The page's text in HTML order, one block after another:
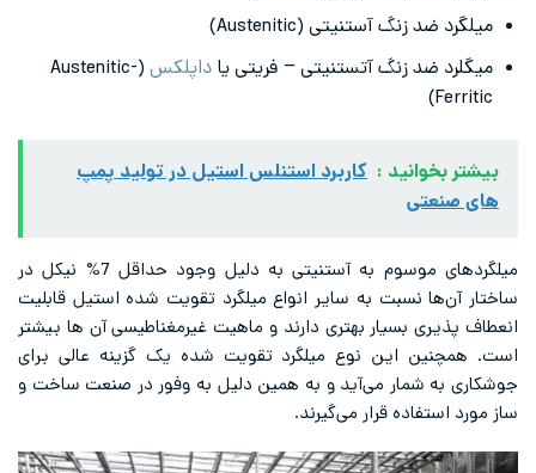
میلگرد ضد زنگ آستنیتی (Austenitic)
میگلرد ضد زنگ آتستنیتی – فریتی یا داپلکس (Austenitic-
Ferritic)
بیشتر بخوانید : کاربرد استنلس استیل در تولید پمپ
های صنعتی
میلگردهای موسوم به آستنیتی به دلیل وجود حداقل 7% نیکل در
ساختار آن‌ها نسبت به سایر انواع میلگرد تقویت شده استیل قابلیت
انعطاف پذیری بسیار بهتری دارند و ماهیت غیرمغناطیسی آن ها بیشتر
است. همچنین این نوع میلگرد تقویت شده یک گزینه عالی برای
جوشکاری به شمار می‌آید و به همین دلیل به وفور در صنعت ساخت و
ساز مورد استفاده قرار می‌گیرند.